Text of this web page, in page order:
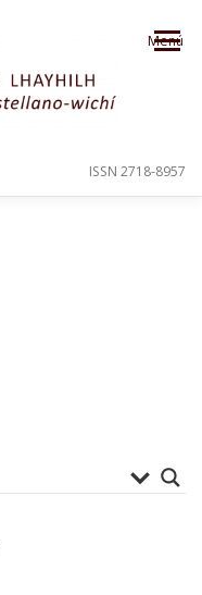
Menú
ISSN 2718-8957